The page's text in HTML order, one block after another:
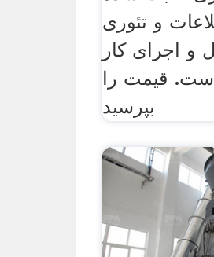
و تئوری
و اجرای کار
قیمت را
بپرسید